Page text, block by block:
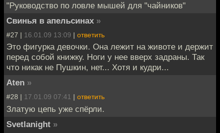
"Руководство по ловле мышей для "чайников"
Свинья в апельсинах »
#27 | 16.01.09 13:09 | ответить
Это фигурка девочки. Она лежит на животе и держит
перед собой книжку. Ноги у нее вверх задраны. Так
что никак не Пушкин, нет... Хотя и кудри...
Aten »
#28 | 17.01.09 07:41 | ответить
Златую цепь уже спёрли.
Svetlanight »